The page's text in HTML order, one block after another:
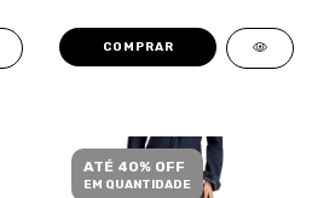
COMPRAR
ATÉ 40% OFF
EM QUANTIDADE